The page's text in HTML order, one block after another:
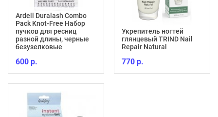
Ardell Duralash Combo
Pack Knot-Free Набор
пучков для ресниц
разной длины, черные
безузелковые
600 р.
Укрепитель ногтей
глянцевый TRIND Nail
Repair Natural
770 р.